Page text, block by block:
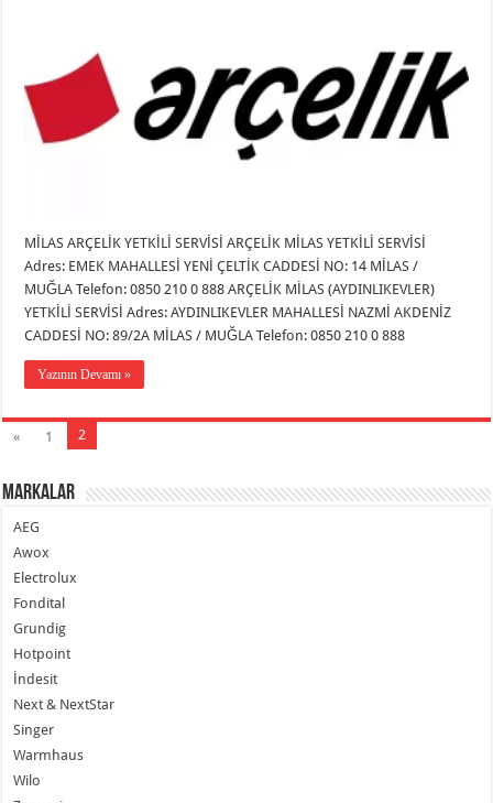
MİLAS ARÇELİK YETKİLİ SERVİSİ ARÇELİK MİLAS YETKİLİ SERVİSİ
Adres: EMEK MAHALLESİ YENİ ÇELTİK CADDESİ NO: 14 MİLAS /
MUĞLA Telefon: 0850 210 0 888 ARÇELİK MİLAS (AYDINLIKEVLER)
YETKİLİ SERVİSİ Adres: AYDINLIKEVLER MAHALLESİ NAZMİ AKDENİZ
CADDESİ NO: 89/2A MİLAS / MUĞLA Telefon: 0850 210 0 888
Yazının Devamı »
« 1 2
Markalar
AEG
Awox
Electrolux
Fondital
Grundig
Hotpoint
İndesit
Next & NextStar
Singer
Warmhaus
Wilo